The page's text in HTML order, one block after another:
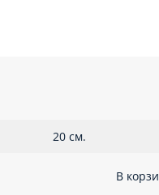
20 см.
В